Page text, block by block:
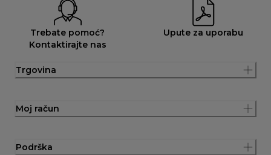
Trebate pomoć?
Kontaktirajte nas
Upute za uporabu
Trgovina
Moj račun
Podrška